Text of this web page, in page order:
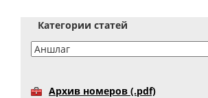
Категории статей
Архив номеров (.pdf)